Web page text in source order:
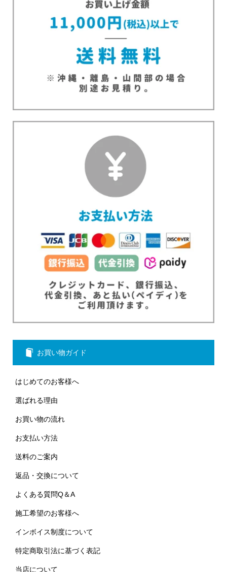
お買い物ガイド
はじめてのお客様へ
選ばれる理由
お買い物の流れ
お支払い方法
送料のご案内
返品・交換について
よくある質問Q＆A
施工希望のお客様へ
インボイス制度について
特定商取引法に基づく表記
当店について